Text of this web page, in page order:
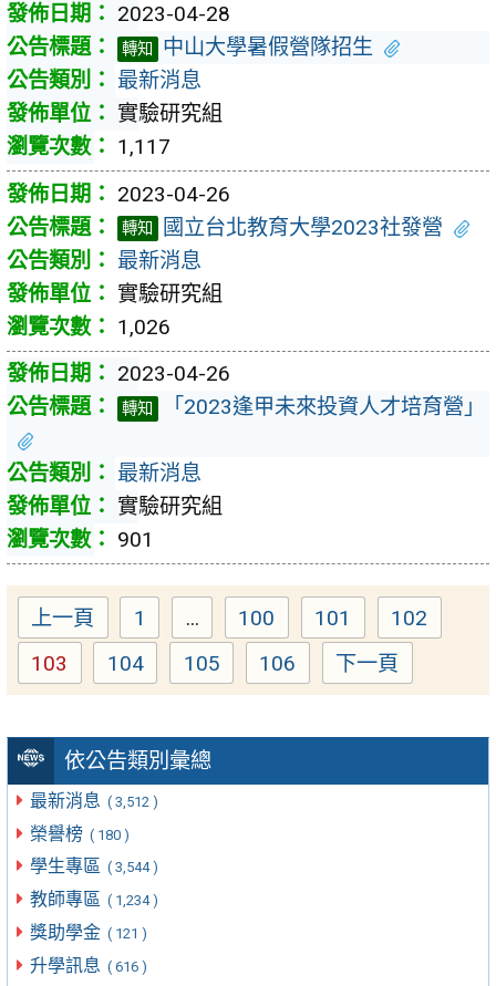
依公告類別彙總
最新消息 ( 3,512 )
榮譽榜 ( 180 )
學生專區 ( 3,544 )
教師專區 ( 1,234 )
獎助學金 ( 121 )
升學訊息 ( 616 )
2023-04-28
轉知
中山大學暑假營隊招生
最新消息
實驗研究組
1,117
2023-04-26
轉知
國立台北教育大學2023社發營
最新消息
實驗研究組
1,026
2023-04-26
轉知 「2023逢甲未來投資人才培育營」
最新消息
實驗研究組
901
上一頁 Page
1 ... Page
100 Page
101 Page
102
Page
103 Page
104 Page
105 Page
106 下一頁